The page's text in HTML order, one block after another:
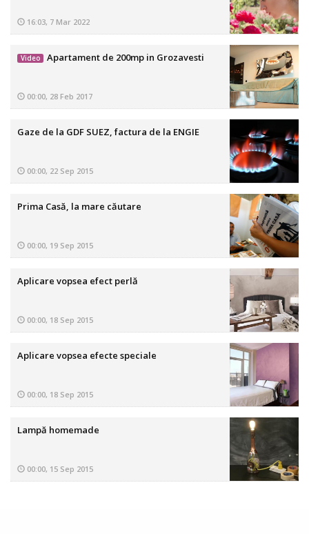
16:03, 7 Mar 2022
Video Apartament de 200mp in Grozavesti
00:00, 28 Feb 2017
Gaze de la GDF SUEZ, factura de la ENGIE
00:00, 22 Sep 2015
Prima Casă, la mare căutare
00:00, 19 Sep 2015
Aplicare vopsea efect perlă
00:00, 18 Sep 2015
Aplicare vopsea efecte speciale
00:00, 18 Sep 2015
Lampă homemade
00:00, 15 Sep 2015